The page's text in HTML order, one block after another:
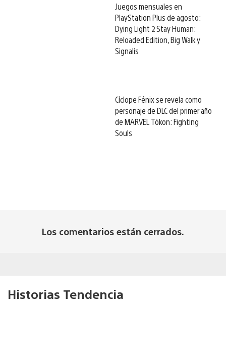
Juegos mensuales en
PlayStation Plus de agosto:
Dying Light 2 Stay Human:
Reloaded Edition, Big Walk y
Signalis
Cíclope Fénix se revela como
personaje de DLC del primer año
de MARVEL Tōkon: Fighting
Souls
Los comentarios están cerrados.
Historias Tendencia